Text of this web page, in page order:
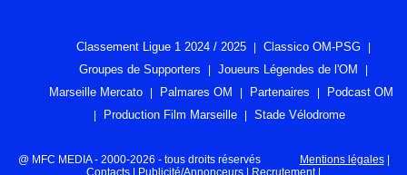
Classement Ligue 1 2024 / 2025
Classico OM-PSG
Groupes de Supporters
Joueurs Légendes de l'OM
Marseille Mercato
Palmares OM Partenaires
Podcast OM
Production Film Marseille
Stade Vélodrome
@ MFC MEDIA - 2000-2026 - tous droits réservés Mentions légales|